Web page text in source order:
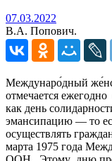
07.03.2022
В.А. Попович.
Междунаро́дный
отмечается
как день
эмансипацию — то
осуществлять
марта 1975 года